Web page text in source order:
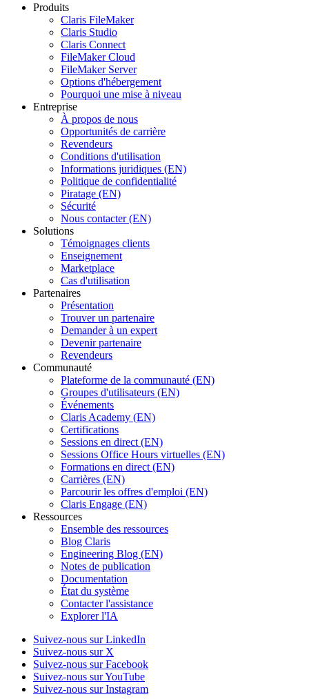
Produits
Claris FileMaker
Claris Studio
Claris Connect
FileMaker Cloud
FileMaker Server
Options d'hébergement
Pourquoi une mise à niveau
Entreprise
À propos de nous
Opportunités de carrière
Revendeurs
Conditions d'utilisation
Informations juridiques (EN)
Politique de confidentialité
Piratage (EN)
Sécurité
Nous contacter (EN)
Solutions
Témoignages clients
Enseignement
Marketplace
Cas d'utilisation
Partenaires
Présentation
Trouver un partenaire
Demander à un expert
Devenir partenaire
Revendeurs
Communauté
Plateforme de la communauté (EN)
Groupes d'utilisateurs (EN)
Événements
Claris Academy (EN)
Certifications
Sessions en direct (EN)
Sessions Office Hours virtuelles (EN)
Formations en direct (EN)
Carrières (EN)
Parcourir les offres d'emploi (EN)
Claris Engage (EN)
Ressources
Ensemble des ressources
Blog Claris
Engineering Blog (EN)
Notes de publication
Documentation
État du système
Contacter l'assistance
Explorer l'IA
Suivez-nous sur LinkedIn
Suivez-nous sur X
Suivez-nous sur Facebook
Suivez-nous sur YouTube
Suivez-nous sur Instagram